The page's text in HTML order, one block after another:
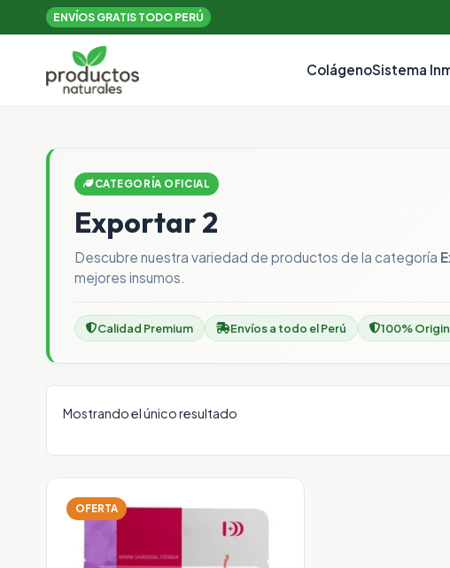
ENVÍOS GRATIS TODO PERÚ
ColágenoSistema
CATEGORÍA OFICIAL
Exportar 2
Descubre nuestra variedad de productos de la categoría
mejores insumos.
Calidad Premium Envíos a todo el Perú 100%
Mostrando el único resultado
OFERTA